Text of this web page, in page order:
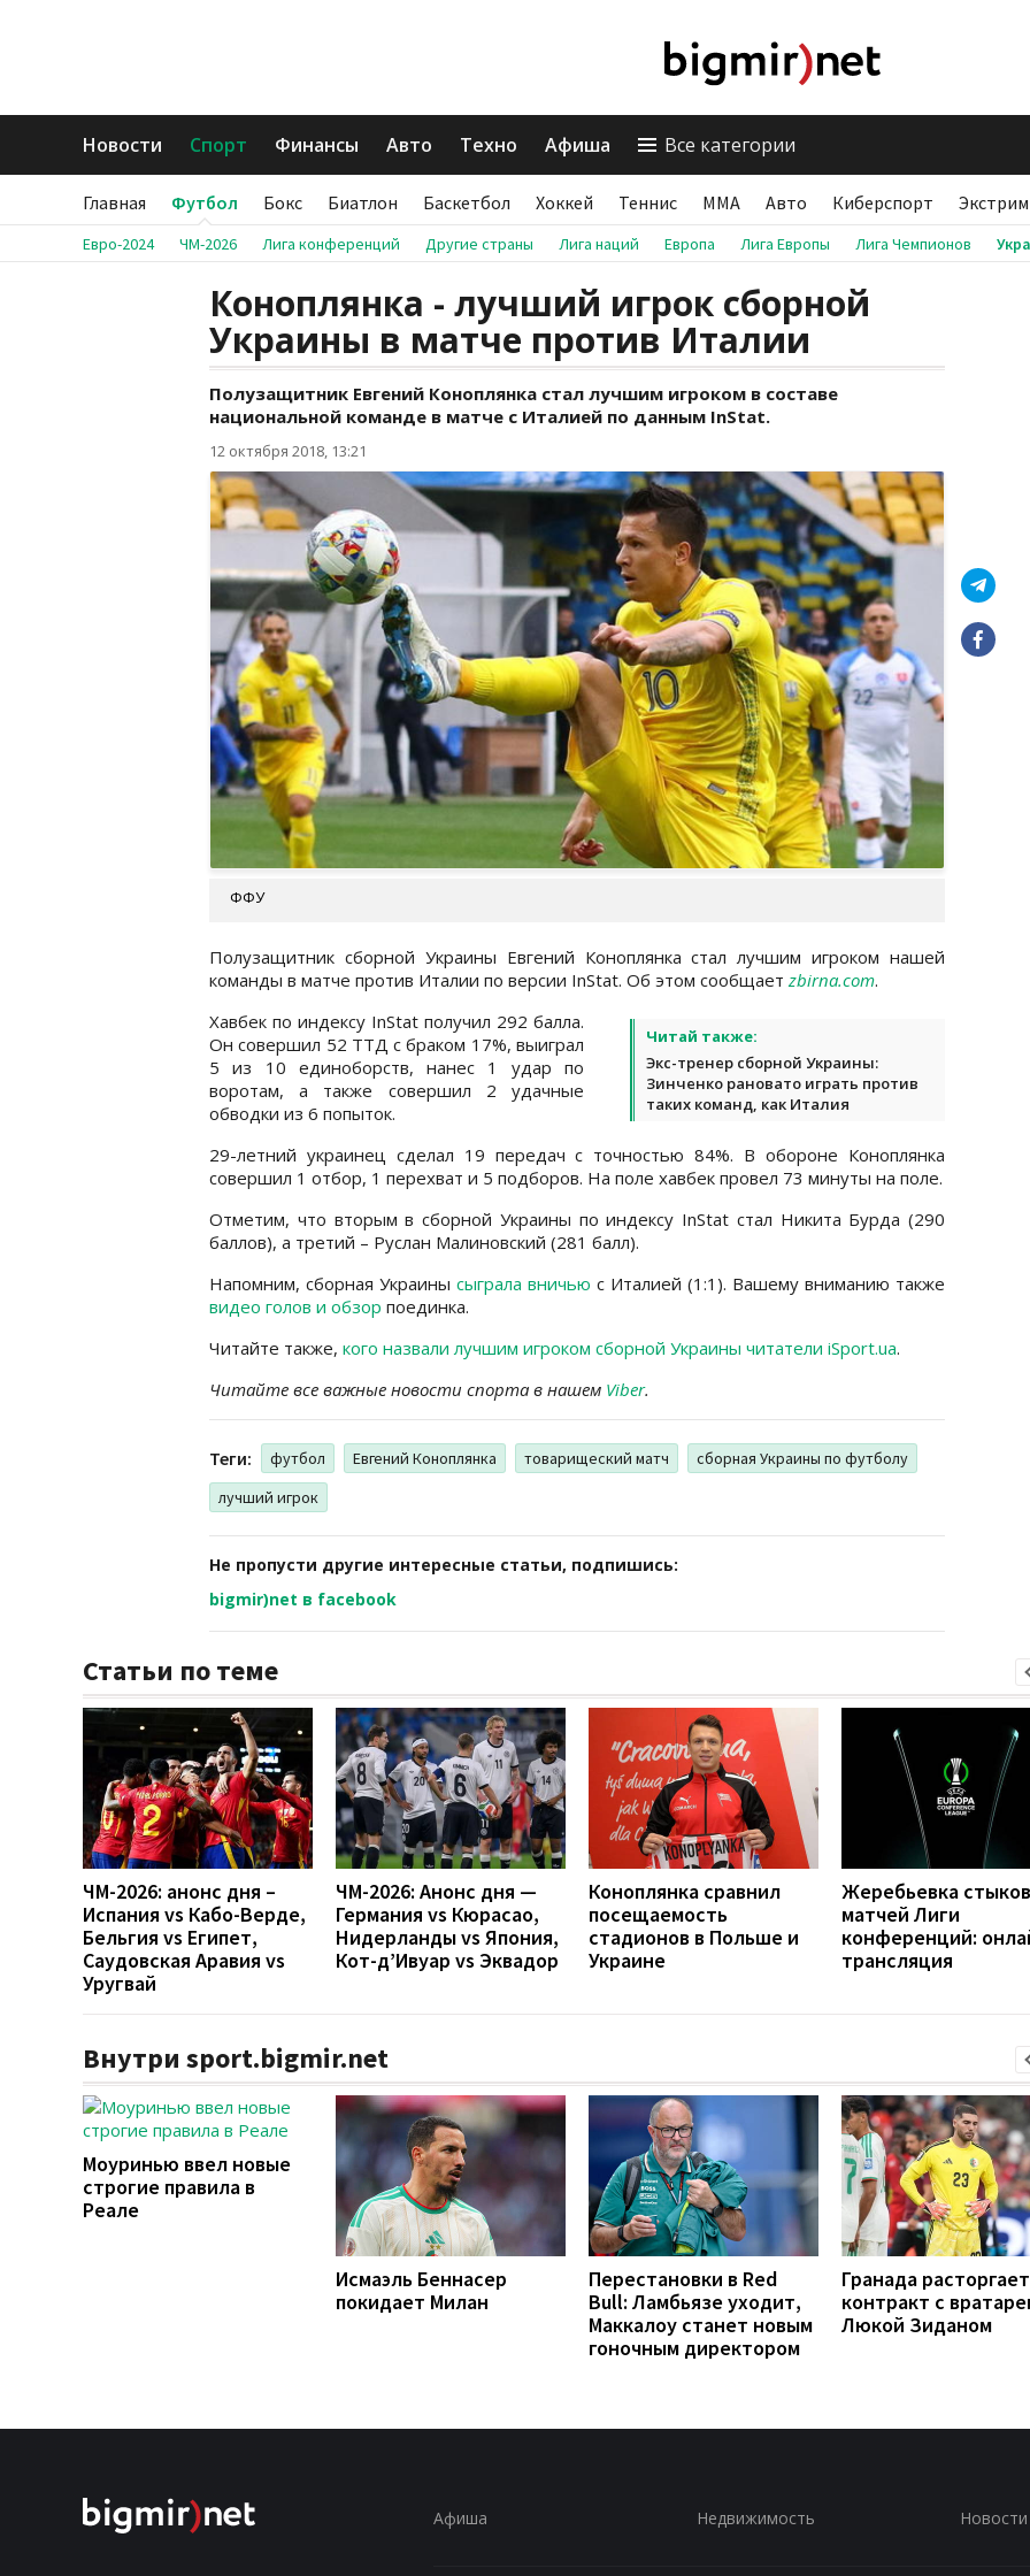
Новости Спорт Финансы Авто Техно Афиша Все категории
Главная Футбол Бокс Биатлон Баскетбол Хоккей Теннис ММА Авто Киберспорт Экстрим
Евро-2024 ЧМ-2026 Лига конференций Другие страны Лига наций Европа Лига Европы Лига Чемпионов
Коноплянка - лучший игрок сборной
Украины в матче против Италии
Полузащитник Евгений Коноплянка стал лучшим игроком в составе
национальной команде в матче с Италией по данным InStat.
12 октября 2018, 13:21
ФФУ
Полузащитник сборной Украины Евгений Коноплянка стал лучшим игроком нашей
команды в матче против Италии по версии InStat. Об этом сообщает zbirna.com.
Читай также:
Экс-тренер сборной Украины:
Зинченко рановато играть против
таких команд, как Италия
Хавбек по индексу InStat получил 292 балла.
Он совершил 52 ТТД с браком 17%, выиграл
5 из 10 единоборств, нанес 1 удар по
воротам, а также совершил 2 удачные
обводки из 6 попыток.
29-летний украинец сделал 19 передач с точностью 84%. В обороне Коноплянка
совершил 1 отбор, 1 перехват и 5 подборов. На поле хавбек провел 73 минуты на поле.
Отметим, что вторым в сборной Украины по индексу InStat стал Никита Бурда (290
баллов), а третий – Руслан Малиновский (281 балл).
Напомним, сборная Украины сыграла вничью с Италией (1:1). Вашему вниманию также
видео голов и обзор поединка.
Читайте также, кого назвали лучшим игроком сборной Украины читатели iSport.ua.
Читайте все важные новости спорта в нашем Viber.
Теги: футбол Евгений Коноплянка товарищеский матч
сборная Украины по футболу
лучший игрок
Не пропусти другие интересные статьи, подпишись:
bigmir)net в facebook
Статьи по теме
ЧМ-2026: анонс дня –
Испания vs Кабо-Верде,
Бельгия vs Египет,
Саудовская Аравия vs
Уругвай
ЧМ-2026: Анонс дня —
Германия vs Кюрасао,
Нидерланды vs Япония,
Кот-д’Ивуар vs Эквадор
Коноплянка сравнил
посещаемость
стадионов в Польше и
Украине
Жеребьевка
матчей Лиги
конференций:
трансляция
Внутри sport.bigmir.net
Моуринью ввел новые
строгие правила в
Реале
Исмаэль Беннасер
покидает Милан
Перестановки в Red
Bull: Ламбьязе уходит,
Маккалоу станет новым
гоночным директором
Гранада расторгает
контракт с
Люкой Зиданом
Афиша Недвижимость Новости